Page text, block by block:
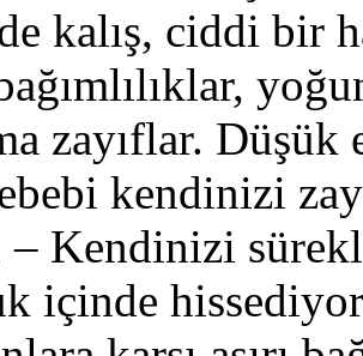
kalış, ciddi bir
zayıflar. Düşük
kendinizi
Kendinizi
içinde